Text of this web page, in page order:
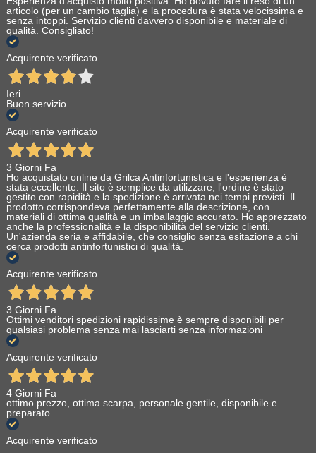
articolo (per un cambio taglia) e la procedura è stata velocissima e
senza intoppi. Servizio clienti davvero disponibile e materiale di
qualità. Consigliato!
Acquirente verificato
Ieri
Buon servizio
Acquirente verificato
3 Giorni Fa
Ho acquistato online da Grilca Antinfortunistica e l'esperienza è
stata eccellente. Il sito è semplice da utilizzare, l'ordine è stato
gestito con rapidità e la spedizione è arrivata nei tempi previsti. Il
prodotto corrispondeva perfettamente alla descrizione, con
materiali di ottima qualità e un imballaggio accurato. Ho apprezzato
anche la professionalità e la disponibilità del servizio clienti.
Un'azienda seria e affidabile, che consiglio senza esitazione a chi
cerca prodotti antinfortunistici di qualità.
Acquirente verificato
3 Giorni Fa
Ottimi venditori spedizioni rapidissime è sempre disponibili per
qualsiasi problema senza mai lasciarti senza informazioni
Acquirente verificato
4 Giorni Fa
ottimo prezzo, ottima scarpa, personale gentile, disponibile e
preparato
Acquirente verificato